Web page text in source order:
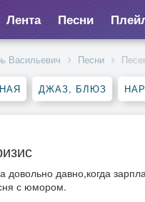
Лента Песни
Васильевич Песни
ДЖАЗ, БЛЮЗ
давно,когда
с юмором.